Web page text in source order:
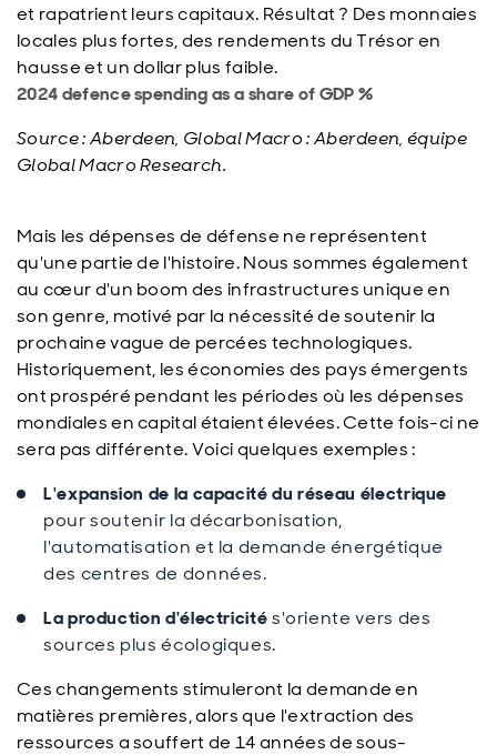
et rapatrient leurs capitaux. Résultat ? Des monnaies
locales plus fortes, des rendements du Trésor en
hausse et un dollar plus faible.
2024 defence spending as a share of GDP %
Source : Aberdeen, Global Macro : Aberdeen, équipe
Global Macro Research.
Mais les dépenses de défense ne représentent
qu'une partie de l'histoire. Nous sommes également
au cœur d'un boom des infrastructures unique en
son genre, motivé par la nécessité de soutenir la
prochaine vague de percées technologiques.
Historiquement, les économies des pays émergents
ont prospéré pendant les périodes où les dépenses
mondiales en capital étaient élevées. Cette fois-ci ne
sera pas différente. Voici quelques exemples :
L'expansion de la capacité du réseau électrique
pour soutenir la décarbonisation,
l'automatisation et la demande énergétique
des centres de données.
La production d'électricités'oriente vers des
sources plus écologiques.
Ces changements stimuleront la demande en
matières premières, alors que l'extraction des
ressources a souffert de 14 années de sous-